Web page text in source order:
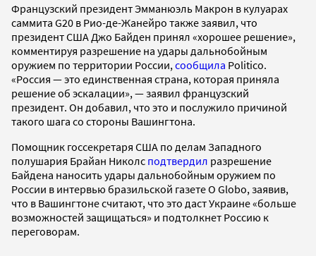
Французский президент Эмманюэль Макрон в кулуарах
саммита G20 в Рио-де-Жанейро также заявил, что
президент США Джо Байден принял «хорошее решение»,
комментируя разрешение на удары дальнобойным
оружием по территории России, сообщила Politico.
«Россия — это единственная страна, которая приняла
решение об эскалации», — заявил французский
президент. Он добавил, что это и послужило причиной
такого шага со стороны Вашингтона.
Помощник госсекретаря США по делам Западного
полушария Брайан Николс подтвердил разрешение
Байдена наносить удары дальнобойным оружием по
России в интервью бразильской газете O Globo, заявив,
что в Вашингтоне считают, что это даст Украине «больше
возможностей защищаться» и подтолкнет Россию к
переговорам.